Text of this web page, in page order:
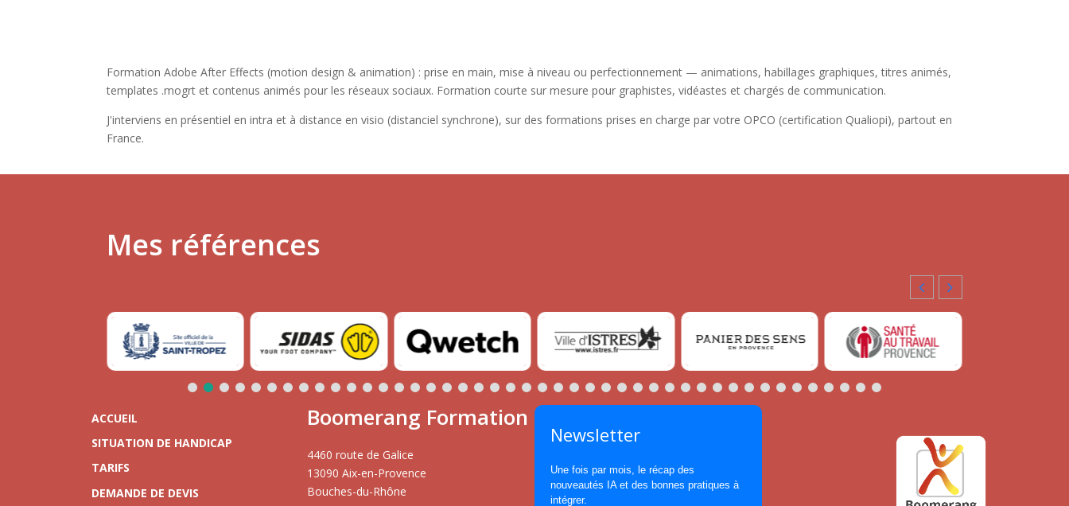
Formation Adobe After Effects (motion design & animation) : prise en main, mise à niveau ou perfectionnement — animations, habillages graphiques, titres animés,
templates .mogrt et contenus animés pour les réseaux sociaux. Formation courte sur mesure pour graphistes, vidéastes et chargés de communication.
J'interviens en présentiel en intra et à distance en visio (distanciel synchrone), sur des formations prises en charge par votre OPCO (certification Qualiopi), partout en
France.
Mes références
ACCUEIL
SITUATION DE HANDICAP
TARIFS
DEMANDE DE DEVIS
Boomerang Formation
4460 route de Galice
13090 Aix-en-Provence
Bouches-du-Rhône
Newsletter
Une fois par mois, le récap des
nouveautés IA et des bonnes pratiques à
intégrer.